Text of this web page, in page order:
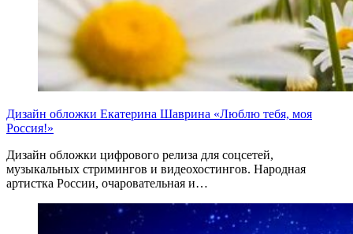
Дизайн обложки Екатерина Шаврина «Люблю тебя, моя
Россия!»
Дизайн обложки цифрового релиза для соцсетей,
музыкальных стримингов и видеохостингов. Народная
артистка России, очаровательная и…